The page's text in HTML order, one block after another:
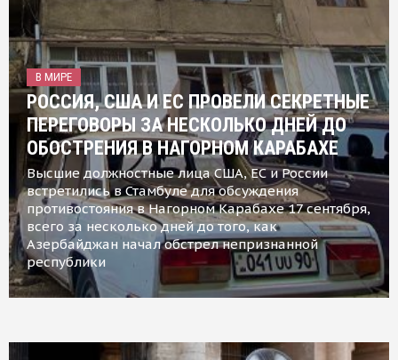
В МИРЕ
РОССИЯ, США И ЕС ПРОВЕЛИ СЕКРЕТНЫЕ
ПЕРЕГОВОРЫ ЗА НЕСКОЛЬКО ДНЕЙ ДО
ОБОСТРЕНИЯ В НАГОРНОМ КАРАБАХЕ
Высшие должностные лица США, ЕС и России
встретились в Стамбуле для обсуждения
противостояния в Нагорном Карабахе 17 сентября,
всего за несколько дней до того, как
Азербайджан начал обстрел непризнанной
республики